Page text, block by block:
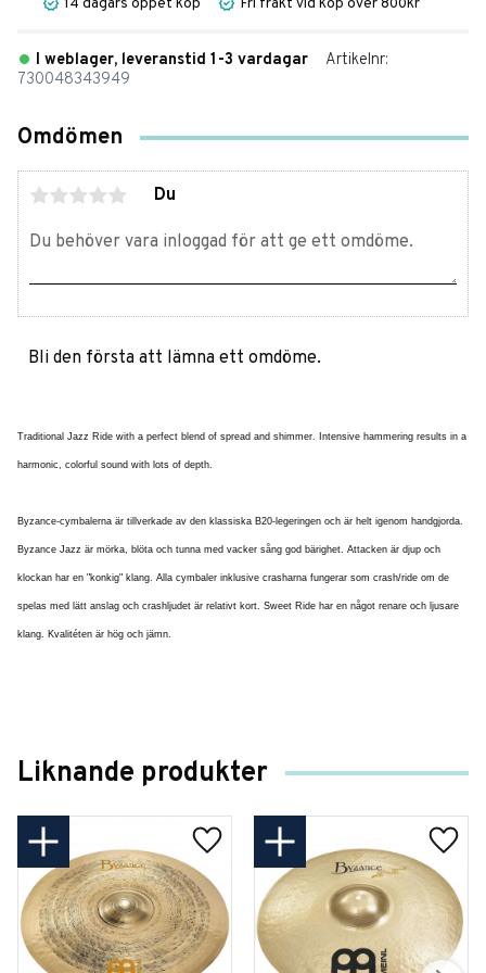
I weblager, leveranstid 1-3 vardagar
Artikelnr
730048343949
Omdömen
Du
Bli den första att lämna ett omdöme.
Traditional Jazz Ride with a perfect blend of spread and shimmer. Intensive hammering results in a
harmonic, colorful sound with lots of depth.
Byzance-cymbalerna är tillverkade av den klassiska B20-legeringen och är helt igenom handgjorda.
Byzance Jazz är mörka, blöta och tunna med vacker sång god bärighet. Attacken är djup och
klockan har en "konkig" klang. Alla cymbaler inklusive crasharna fungerar som crash/ride om de
spelas med lätt anslag och crashljudet är relativt kort. Sweet Ride har en något renare och ljusare
klang. Kvalitéten är hög och jämn.
Liknande produkter